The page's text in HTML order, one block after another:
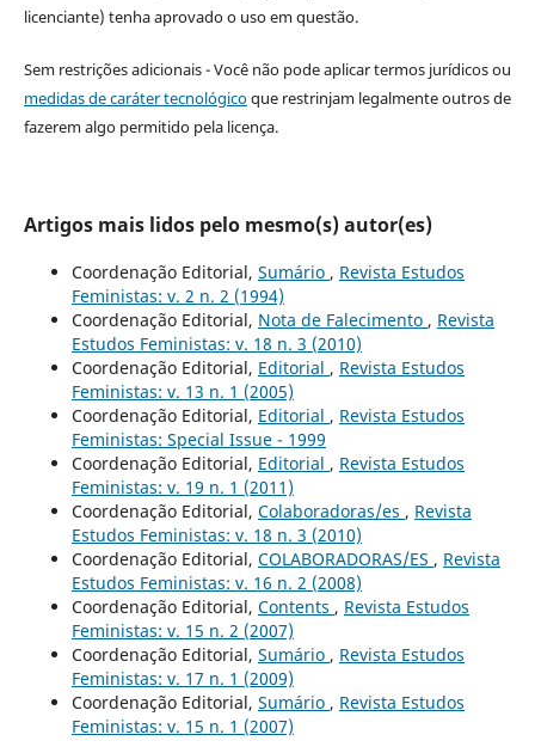
licenciante) tenha aprovado o uso em questão.
Sem restrições adicionais - Você não pode aplicar termos jurídicos ou
medidas de caráter tecnológicoque restrinjam legalmente outros de
fazerem algo permitido pela licença.
Artigos mais lidos pelo mesmo(s) autor(es)
Coordenação Editorial, Sumário , Revista Estudos
Feministas: v. 2 n. 2 (1994)
Coordenação Editorial, Nota de Falecimento , Revista
Estudos Feministas: v. 18 n. 3 (2010)
Coordenação Editorial, Editorial , Revista Estudos
Feministas: v. 13 n. 1 (2005)
Coordenação Editorial, Editorial , Revista Estudos
Feministas: Special Issue - 1999
Coordenação Editorial, Editorial , Revista Estudos
Feministas: v. 19 n. 1 (2011)
Coordenação Editorial, Colaboradoras/es , Revista
Estudos Feministas: v. 18 n. 3 (2010)
Coordenação Editorial, COLABORADORAS/ES , Revista
Estudos Feministas: v. 16 n. 2 (2008)
Coordenação Editorial, Contents , Revista Estudos
Feministas: v. 15 n. 2 (2007)
Coordenação Editorial, Sumário , Revista Estudos
Feministas: v. 17 n. 1 (2009)
Coordenação Editorial, Sumário , Revista Estudos
Feministas: v. 15 n. 1 (2007)